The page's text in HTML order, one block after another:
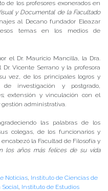
de los profesores exonerados en
y Documental de la Facultado
al Decano fundador Eleazar
temas en los medios de
el Dr. Mauricio Mancilla, la Dra.
Vicente Serrano y la profesora
vez, de los principales logros y
investigación y postgrado,
extensión y vinculación con el
gestión administrativa.
las palabras de los
colegas, de los funcionarios y
la Facultad de Filosofía y
los años más felices de su vida
Noticias, Instituto de Ciencias de
, Instituto de Estudios